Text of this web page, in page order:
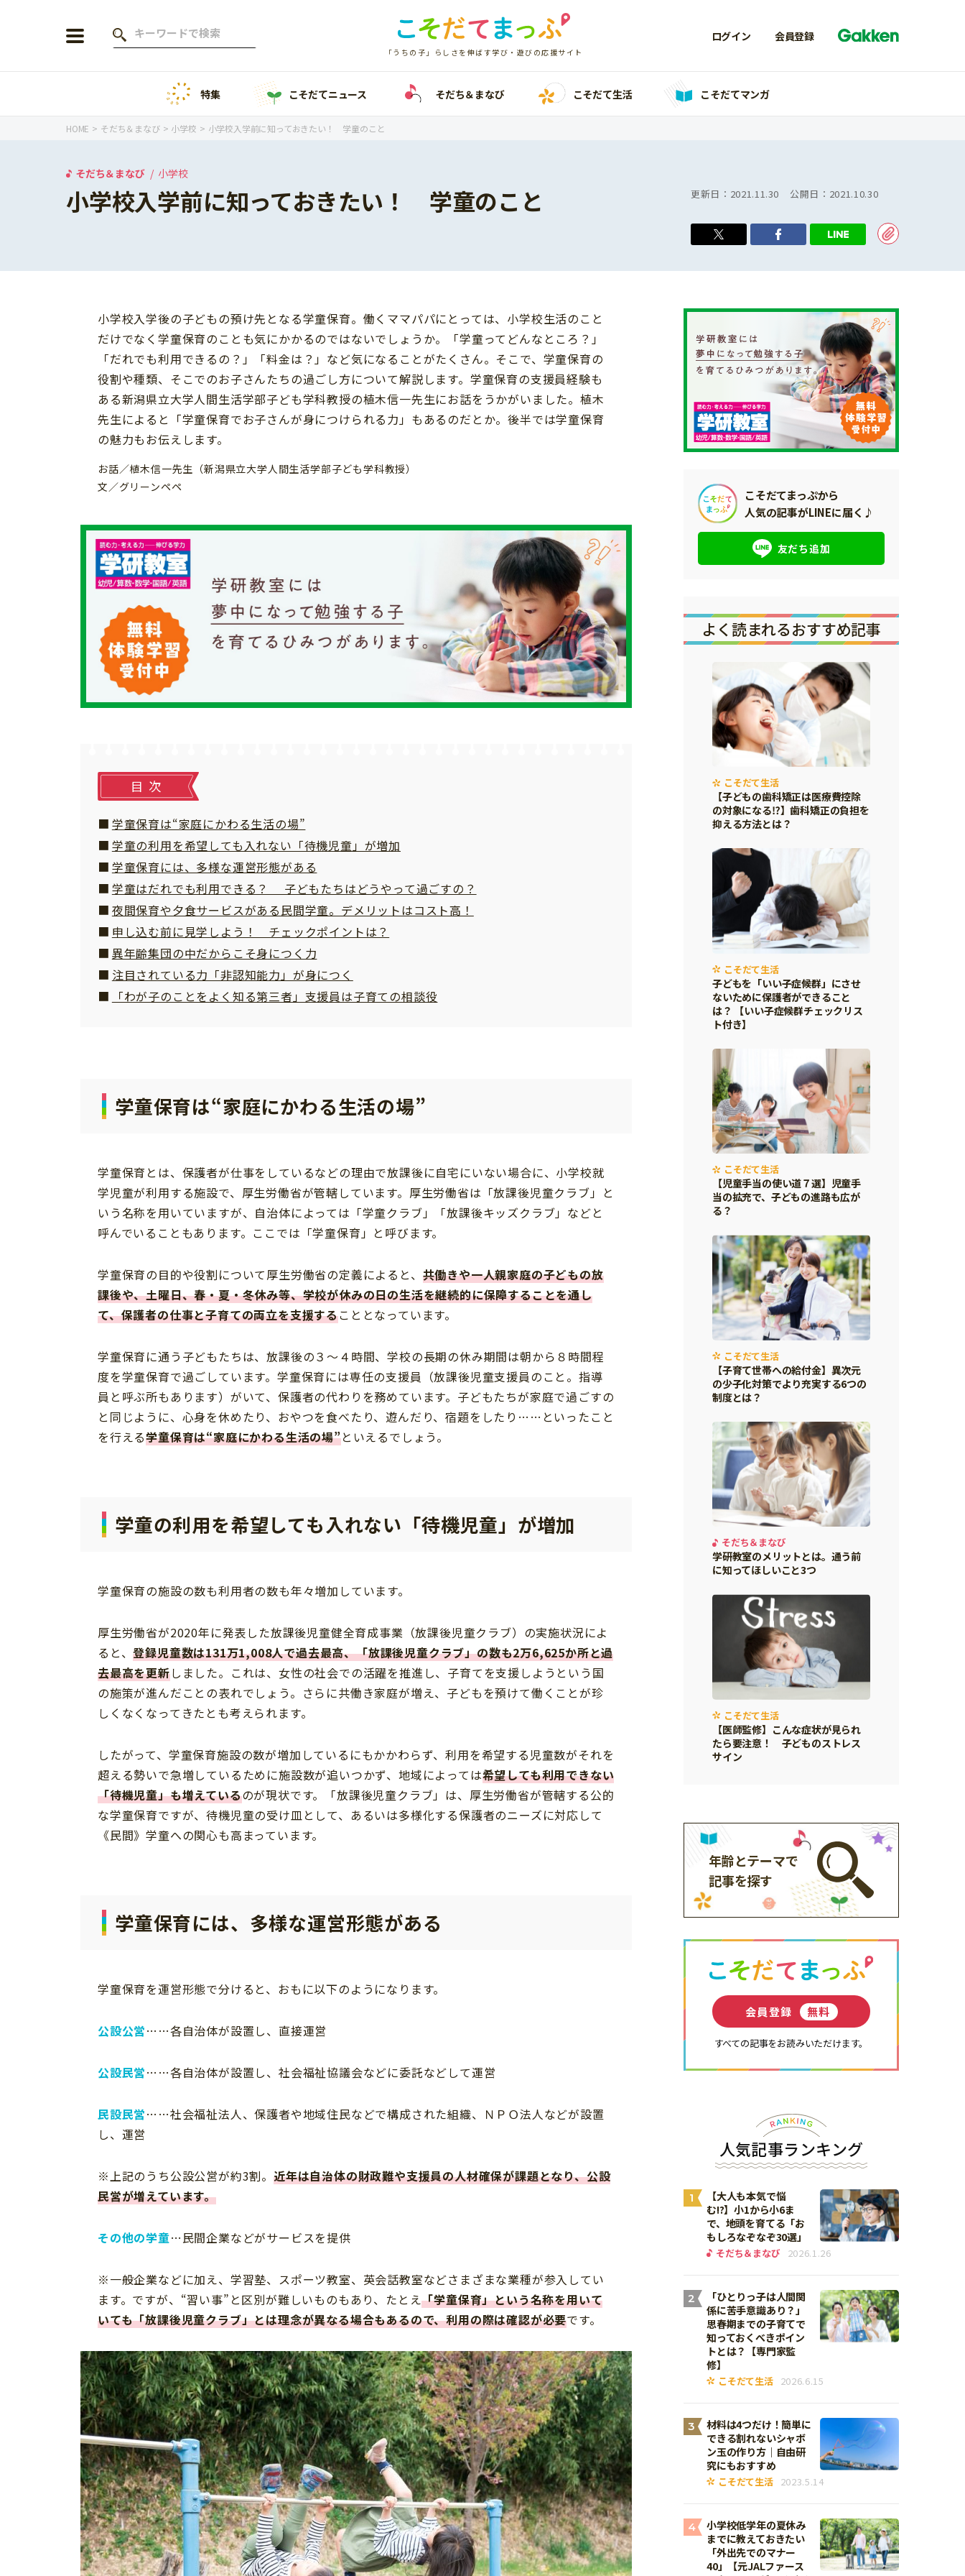
「うちの子」らしさを伸ばす学び・遊びの応援サイト
ログイン 会員登録
年齢から探す
小学2年生
小学4年生
小学6年生
そだち＆まなび
ワーク・ドリル
幼稚園・保育園
科学・プログラミング
教育・学習
絵本・読み聞かせ
読書感想文
こそだて生活
ファッション・美容
人間関係
こそだてマンガ
「こそだてまっぷ」とは
サイトのご利⽤にあたって
特集 こそだてニュース そだち＆まなび こそだて生活 こそだてマンガ
HOME そだち＆まなび 小学校 小学校入学前に知っておきたい！ 学童のこと
そだち＆まなび 小学校
小学校入学前に知っておきたい！ 学童のこと 更新日： 2021.11.30 公開日： 2021.10.30
小学校入学後の子どもの預け先となる学童保育。働くママパパにとっては、小学校生活のこと
だけでなく学童保育のことも気にかかるのではないでしょうか。「学童ってどんなところ？」
「だれでも利用できるの？」「料金は？」など気になることがたくさん。そこで、学童保育の
役割や種類、そこでのお子さんたちの過ごし方について解説します。学童保育の支援員経験も
ある新潟県立大学人間生活学部子ども学科教授の植木信一先生にお話をうかがいました。植木
先生によると「学童保育でお子さんが身につけられる力」もあるのだとか。後半では学童保育
の魅力もお伝えします。
お話／植木信一先生（新潟県立大学人間生活学部子ども学科教授）
文／グリーンペペ
目次
学童保育は“家庭にかわる生活の場”
学童の利用を希望しても入れない「待機児童」が増加
学童保育には、多様な運営形態がある
学童はだれでも利用できる？ 子どもたちはどうやって過ごすの？
夜間保育や夕食サービスがある民間学童。デメリットはコスト高！
申し込む前に見学しよう！ チェックポイントは？
異年齢集団の中だからこそ身につく力
注目されている力「非認知能力」が身につく
「わが子のことをよく知る第三者」支援員は子育ての相談役
学童保育は“家庭にかわる生活の場”
学童保育とは、保護者が仕事をしているなどの理由で放課後に自宅にいない場合に、小学校就
学児童が利用する施設で、厚生労働省が管轄しています。厚生労働省は「放課後児童クラブ」と
いう名称を用いていますが、自治体によっては「学童クラブ」「放課後キッズクラブ」などと
呼んでいることもあります。ここでは「学童保育」と呼びます。
学童保育の目的や役割について厚生労働省の定義によると、 共働きや一人親家庭の子どもの放
課後や、土曜日、春・夏・冬休み等、学校が休みの日の生活を継続的に保障することを通し
て、保護者の仕事と子育ての両立を支援することとなっています。
学童保育に通う子どもたちは、放課後の３～４時間、学校の長期の休み期間は朝から８時間程
度を学童保育で過ごしています。学童保育には専任の支援員（放課後児童支援員のこと。指導
員と呼ぶ所もあります）がいて、保護者の代わりを務めています。子どもたちが家庭で過ごすの
と同じように、心身を休めたり、おやつを食べたり、遊んだり、宿題をしたり……といったこと
を行える学童保育は“家庭にかわる生活の場”といえるでしょう。
学童の利用を希望しても入れない「待機児童」が増加
学童保育の施設の数も利用者の数も年々増加しています。
厚生労働省が2020年に発表した放課後児童健全育成事業（放課後児童クラブ）の実施状況によ
ると、登録児童数は131万1,008人で過去最高、「放課後児童クラブ」の数も2万6,625か所と過
去最高を更新しました。これは、女性の社会での活躍を推進し、子育てを支援しようという国
の施策が進んだことの表れでしょう。さらに共働き家庭が増え、子どもを預けて働くことが珍
しくなくなってきたとも考えられます。
したがって、学童保育施設の数が増加しているにもかかわらず、利用を希望する児童数がそれを
超える勢いで急増しているために施設数が追いつかず、地域によっては希望しても利用できない
「待機児童」も増えているのが現状です。「放課後児童クラブ」は、厚生労働省が管轄する公的
な学童保育ですが、待機児童の受け皿として、あるいは多様化する保護者のニーズに対応して
《民間》学童への関心も高まっています。
学童保育には、多様な運営形態がある
学童保育を運営形態で分けると、おもに以下のようになります。
公設公営……各自治体が設置し、直接運営
公設民営……各自治体が設置し、社会福祉協議会などに委託などして運営
民設民営……社会福祉法人、保護者や地域住民などで構成された組織、ＮＰＯ法人などが設置
し、運営
※上記のうち公設公営が約3割。近年は自治体の財政難や支援員の人材確保が課題となり、公設
民営が増えています。
その他の学童…民間企業などがサービスを提供
※一般企業などに加え、学習塾、スポーツ教室、英会話教室などさまざまな業種が参入してい
ます。ですが、“習い事”と区別が難しいものもあり、たとえ「学童保育」という名称を用いて
いても「放課後児童クラブ」とは理念が異なる場合もあるので、利用の際は確認が必要です。
こそだてまっぷから
人気の記事がLINEに届く♪
友だち追加
よく読まれるおすすめ記事
こそだて生活
【子どもの歯科矯正は医療費控除
の対象になる⁉】歯科矯正の負担を
抑える方法とは？
こそだて生活
子どもを「いい子症候群」にさせ
ないために保護者ができること
は？ 【いい子症候群チェックリス
ト付き】
こそだて生活
【児童手当の使い道７選】児童手
当の拡充で、子どもの進路も広が
る？
こそだて生活
【子育て世帯への給付金】異次元
の少子化対策でより充実する6つの
制度とは？
そだち＆まなび
学研教室のメリットとは。通う前
に知ってほしいこと3つ
こそだて生活
【医師監修】こんな症状が見られ
たら要注意！ 子どものストレス
サイン
年齢とテーマで
記事を探す
会員登録 無料
すべての記事をお読みいただけます。
人気記事ランキング
1
【大人も本気で悩
む!?】小1から小6ま
で、地頭を育てる「お
もしろなぞなぞ30選」
そだち＆まなび 2026.1.26
2
「ひとりっ子は人間関
係に苦手意識あり？」
思春期までの子育てで
知っておくべきポイン
トとは？【専門家監
修】
こそだて生活 2026.6.15
3
材料は4つだけ！簡単に
できる割れないシャボ
ン玉の作り方｜自由研
究にもおすすめ
こそだて生活 2023.5.14
4
小学校低学年の夏休み
までに教えておきたい
「外出先でのマナー
40」【元JALファース